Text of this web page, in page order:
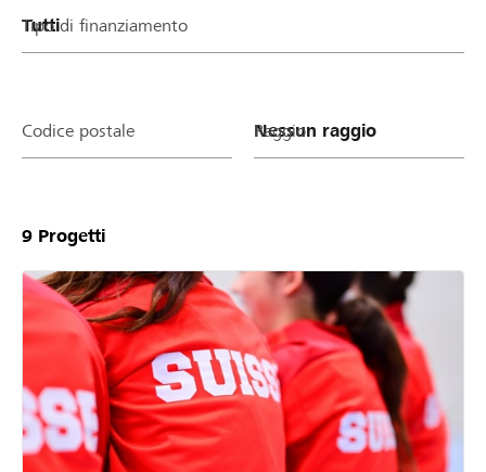
Tipo di finanziamento
Codice postale Raggio
9 Progetti